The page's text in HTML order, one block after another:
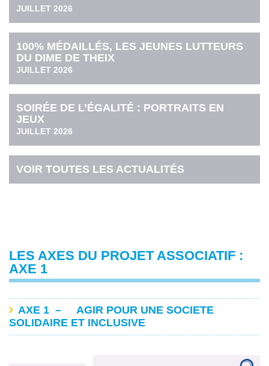
JUILLET 2026
100% MÉDAILLÉS, LES JEUNES LUTTEURS
DU DIME DE THEIX
JUILLET 2026
SOIRÉE DE L’ÉGALITÉ : PORTRAITS EN
JEUX
JUILLET 2026
VOIR TOUTES LES ACTUALITÉS
LES AXES DU PROJET ASSOCIATIF :
AXE 1
AXE 1 – AGIR POUR UNE SOCIETE
SOLIDAIRE ET INCLUSIVE